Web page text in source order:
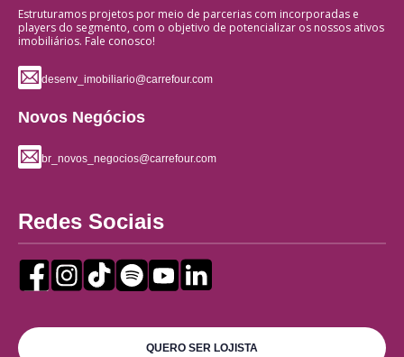
Estruturamos projetos por meio de parcerias com incorporadas e
players do segmento, com o objetivo de potencializar os nossos ativos
imobiliários. Fale conosco!
desenv_imobiliario@carrefour.com
Novos Negócios
br_novos_negocios@carrefour.com
Redes Sociais
QUERO SER LOJISTA